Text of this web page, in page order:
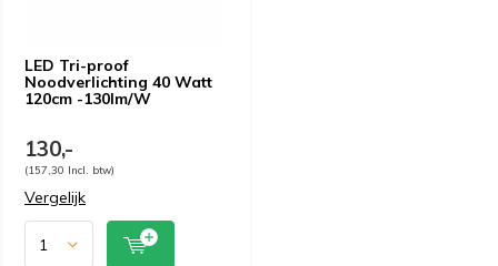
LED Tri-proof
Noodverlichting 40 Watt
120cm -130lm/W
130,-
(157,30 Incl. btw)
Vergelijk